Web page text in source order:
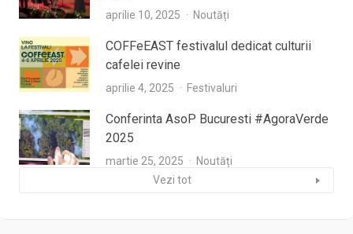
aprilie 10, 2025 Noutăți
COFFeEAST festivalul dedicat culturii
cafelei revine
aprilie 4, 2025 Festivaluri
Conferinta AsoP Bucuresti #AgoraVerde
2025
martie 25, 2025
Noutăți
Vezi tot